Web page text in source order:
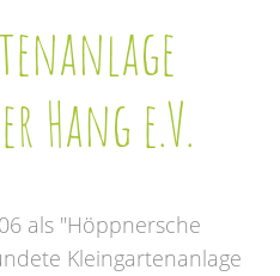
Hang e.V.
als "Höppnersche
Kleingartenanlage